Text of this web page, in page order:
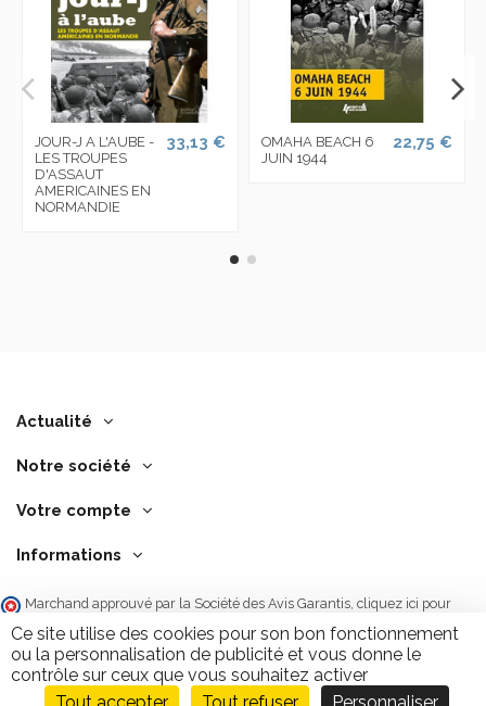
Ajouter au panier
JOUR-J A L'AUBE -
LES TROUPES
D'ASSAUT
AMERICAINES EN
NORMANDIE
33,13 €
OMAHA BEACH 6
JUIN 1944
22,75 €
Actualité
Notre société
Votre compte
Informations
Marchand approuvé par la Société des Avis Garantis, cliquez ici pour
Ce site utilise des cookies pour son bon fonctionnement
ou la personnalisation de publicité et vous donne le
contrôle sur ceux que vous souhaitez activer